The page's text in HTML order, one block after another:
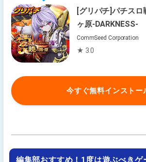
[グリパチ]パチスロ
ヶ原-DARKNESS-
CommSeed Corporation
★ 3.0
今すぐ無料インストー
編集部おすすめ！1度は遊ぶべきゲ